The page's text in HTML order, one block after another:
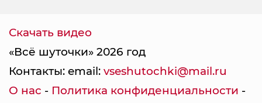
Скачать видео
«Всё шуточки» 2026 год
Контакты: email: vseshutochki@mail.ru
О нас - Политика конфиденциальности -